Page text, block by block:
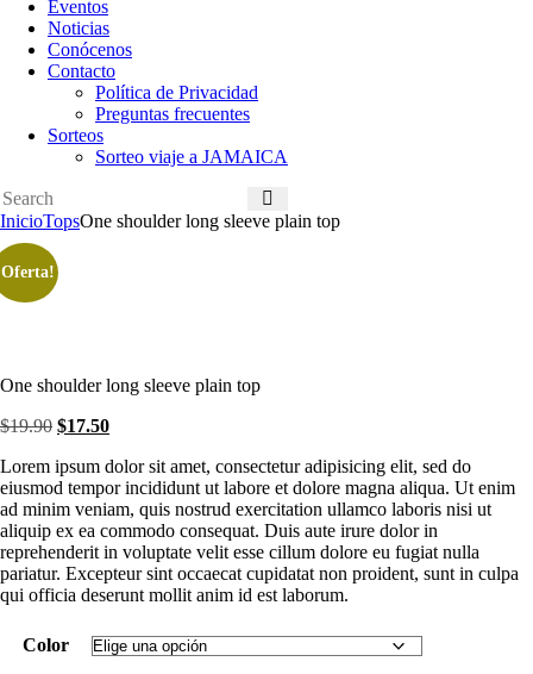
Eventos
Noticias
Conócenos
Contacto
Política de Privacidad
Preguntas frecuentes
Sorteos
Sorteo viaje a JAMAICA
InicioTopsOne shoulder long sleeve plain top
One shoulder long sleeve plain top
$19.90 El
original
era:
$19.
9
0
.
$17.50El
actual
es:
$17 .
5
0
.
Lorem ipsum dolor sit amet, consectetur adipisicing elit, sed do
eiusmod tempor incididunt ut labore et dolore magna aliqua. Ut enim
ad minim veniam, quis nostrud exercitation ullamco laboris nisi ut
aliquip ex ea commodo consequat. Duis aute irure dolor in
reprehenderit in voluptate velit esse cillum dolore eu fugiat nulla
pariatur. Excepteur sint occaecat cupidatat non proident, sunt in culpa
qui officia deserunt mollit anim id est laborum.
Color